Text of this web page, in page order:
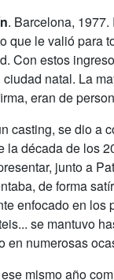
. Barcelona,
que le valió para
Con estos
ciudad natal. La
eran de
casting, se dio a
la década de los
junto a
de forma
enfocado en los
se mantuvo
en numerosas
mismo año